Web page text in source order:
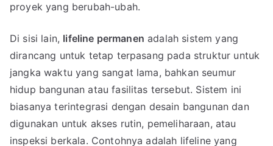
proyek yang berubah-ubah.
Di sisi lain, lifeline permanen adalah sistem yang
dirancang untuk tetap terpasang pada struktur untuk
jangka waktu yang sangat lama, bahkan seumur
hidup bangunan atau fasilitas tersebut. Sistem ini
biasanya terintegrasi dengan desain bangunan dan
digunakan untuk akses rutin, pemeliharaan, atau
inspeksi berkala. Contohnya adalah lifeline yang